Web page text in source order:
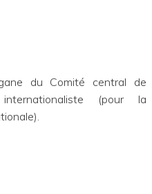
du Comité central de
internationaliste (pour la